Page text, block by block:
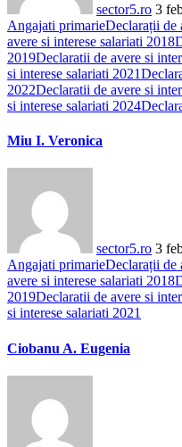
sector5.ro 3
Angajati primarieDeclarații de
avere si interese salariati 2018
2019Declaratii de avere si
si interese salariati 2021
2022Declaratii de avere si
si interese salariati 2024
Miu I. Veronica
sector5.ro 3
Angajati primarieDeclarații de
avere si interese salariati 2018
2019Declaratii de avere si
si interese salariati 2021
Ciobanu A. Eugenia